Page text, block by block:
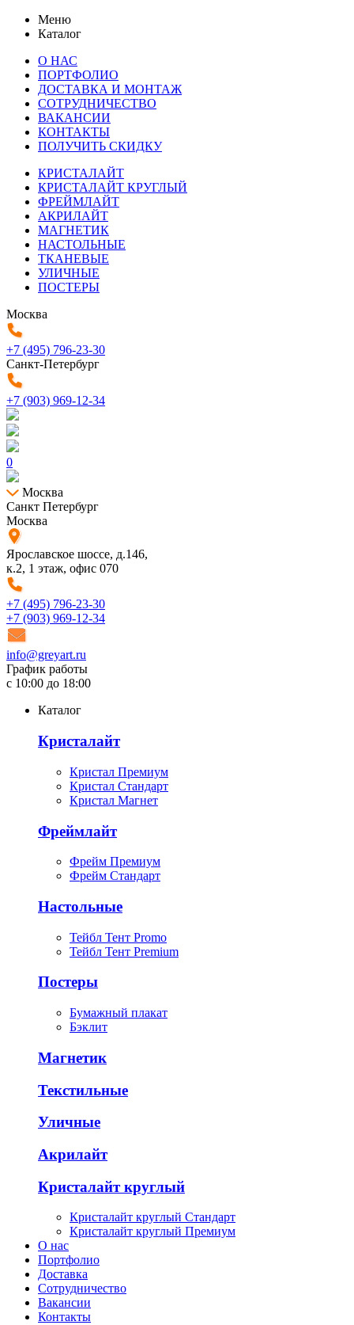
Меню
Каталог
О НАС
ПОРТФОЛИО
ДОСТАВКА И МОНТАЖ
СОТРУДНИЧЕСТВО
ВАКАНСИИ
КОНТАКТЫ
ПОЛУЧИТЬ СКИДКУ
КРИСТАЛАЙТ
КРИСТАЛАЙТ КРУГЛЫЙ
ФРЕЙМЛАЙТ
АКРИЛАЙТ
МАГНЕТИК
НАСТОЛЬНЫЕ
ТКАНЕВЫЕ
УЛИЧНЫЕ
ПОСТЕРЫ
Москва
+7 (495) 796-23-30
Санкт-Петербург
+7 (903) 969-12-34
0
Москва
Санкт Петербург
Москва
Ярославское шоссе, д.146,
к.2, 1 этаж, офис 070
+7 (495) 796-23-30
+7 (903) 969-12-34
info@greyart.ru
График работы
с 10:00 до 18:00
Каталог
Кристалайт
Кристал Премиум
Кристал Стандарт
Кристал Магнет
Фреймлайт
Фрейм Премиум
Фрейм Стандарт
Настольные
Тейбл Тент Promo
Тейбл Тент Premium
Постеры
Бумажный плакат
Бэклит
Магнетик
Текстильные
Уличные
Акрилайт
Кристалайт круглый
Кристалайт круглый Стандарт
Кристалайт круглый Премиум
О нас
Портфолио
Доставка
Сотрудничество
Вакансии
Контакты